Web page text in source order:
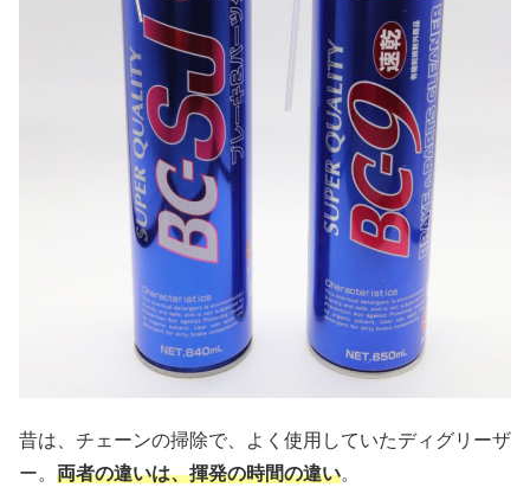
昔は、チェーンの掃除で、よく使用していたディグリーザ
ー。 両者の違いは、揮発の時間の違い。